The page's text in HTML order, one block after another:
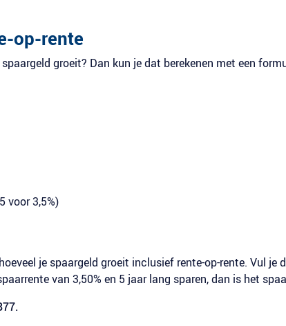
op-rente
groeit? Dan kun je dat berekenen met een
voor 3,5%)
je spaargeld groeit inclusief rente-op-rente. Vul je
van 3,50% en 5 jaar lang sparen, dan is het